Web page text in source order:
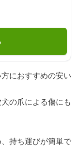
におすすめの安い
の爪による傷にも
持ち運びが簡単で